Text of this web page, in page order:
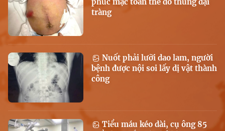
tràng
Nuốt phải lưỡi dao lam, người
bệnh được nội soi lấy dị vật thành
công
Tiểu máu kéo dài, cụ ông 85